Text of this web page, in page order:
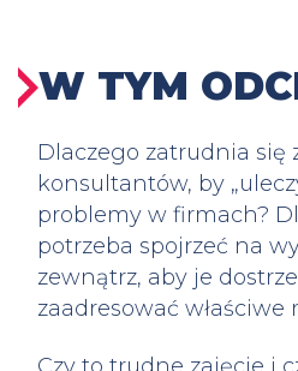
W TYM
Dlaczego zatrudnia się
konsultantów, by
problemy w firmach?
potrzeba spojrzeć na
zewnątrz, aby je
zaadresować właściwe